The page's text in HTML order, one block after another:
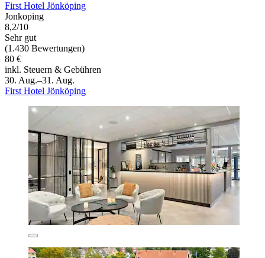
First Hotel Jönköping
Jonkoping
8,2/10
Sehr gut
(1.430 Bewertungen)
80 €
inkl. Steuern & Gebühren
30. Aug.–31. Aug.
First Hotel Jönköping